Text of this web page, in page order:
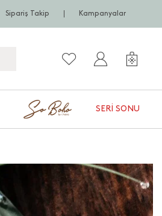
Sipariş Takip Kampanyalar
SERI SONU